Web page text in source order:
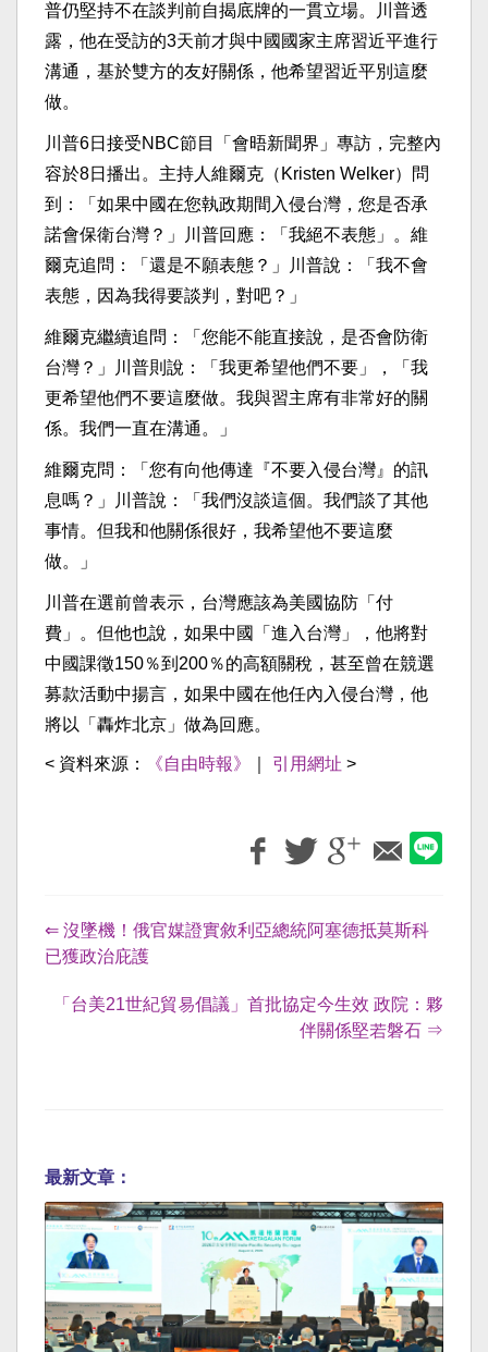
普仍堅持不在談判前自揭底牌的一貫立場。川普透
露，他在受訪的3天前才與中國國家主席習近平進行
溝通，基於雙方的友好關係，他希望習近平別這麼
做。
川普6日接受NBC節目「會晤新聞界」專訪，完整內
容於8日播出。主持人維爾克（Kristen Welker）問
到：「如果中國在您執政期間入侵台灣，您是否承
諾會保衛台灣？」川普回應：「我絕不表態」。維
爾克追問：「還是不願表態？」川普說：「我不會
表態，因為我得要談判，對吧？」
維爾克繼續追問：「您能不能直接說，是否會防衛
台灣？」川普則說：「我更希望他們不要」，「我
更希望他們不要這麼做。我與習主席有非常好的關
係。我們一直在溝通。」
維爾克問：「您有向他傳達『不要入侵台灣』的訊
息嗎？」川普說：「我們沒談這個。我們談了其他
事情。但我和他關係很好，我希望他不要這麼
做。」
川普在選前曾表示，台灣應該為美國協防「付
費」。但他也說，如果中國「進入台灣」，他將對
中國課徵150％到200％的高額關稅，甚至曾在競選
募款活動中揚言，如果中國在他任內入侵台灣，他
將以「轟炸北京」做為回應。
< 資料來源： 《自由時報》 引用網址 >
⇐ 沒墜機！俄官媒證實敘利亞總統阿塞德抵莫斯科
已獲政治庇護
「台美21世紀貿易倡議」首批協定今生效 政院：夥
伴關係堅若磐石 ⇒
最新文章：